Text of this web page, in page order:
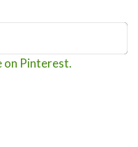
on Pinterest.